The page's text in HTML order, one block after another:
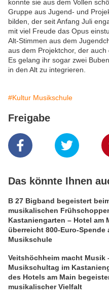
konnte sie aus dem Vollen
Gruppe aus Jugend- und
bilden, der seit Anfang Juli
mit viel Freude das Opus
Alt-Stimmen aus dem
aus dem Projektchor, der
Es gelang ihr sogar zwei
in den Alt zu integrieren.
#Kultur Musikschule
Freigabe
Das könnte Ihnen
B 27 Bigband begeistert
musikalischen
Kastaniengarten – Hotel am
überreicht 800-Euro-Spende
Musikschule
Veitshöchheim macht Musik
Musikschultag im
des Hotels am Main
musikalischer Vielfalt